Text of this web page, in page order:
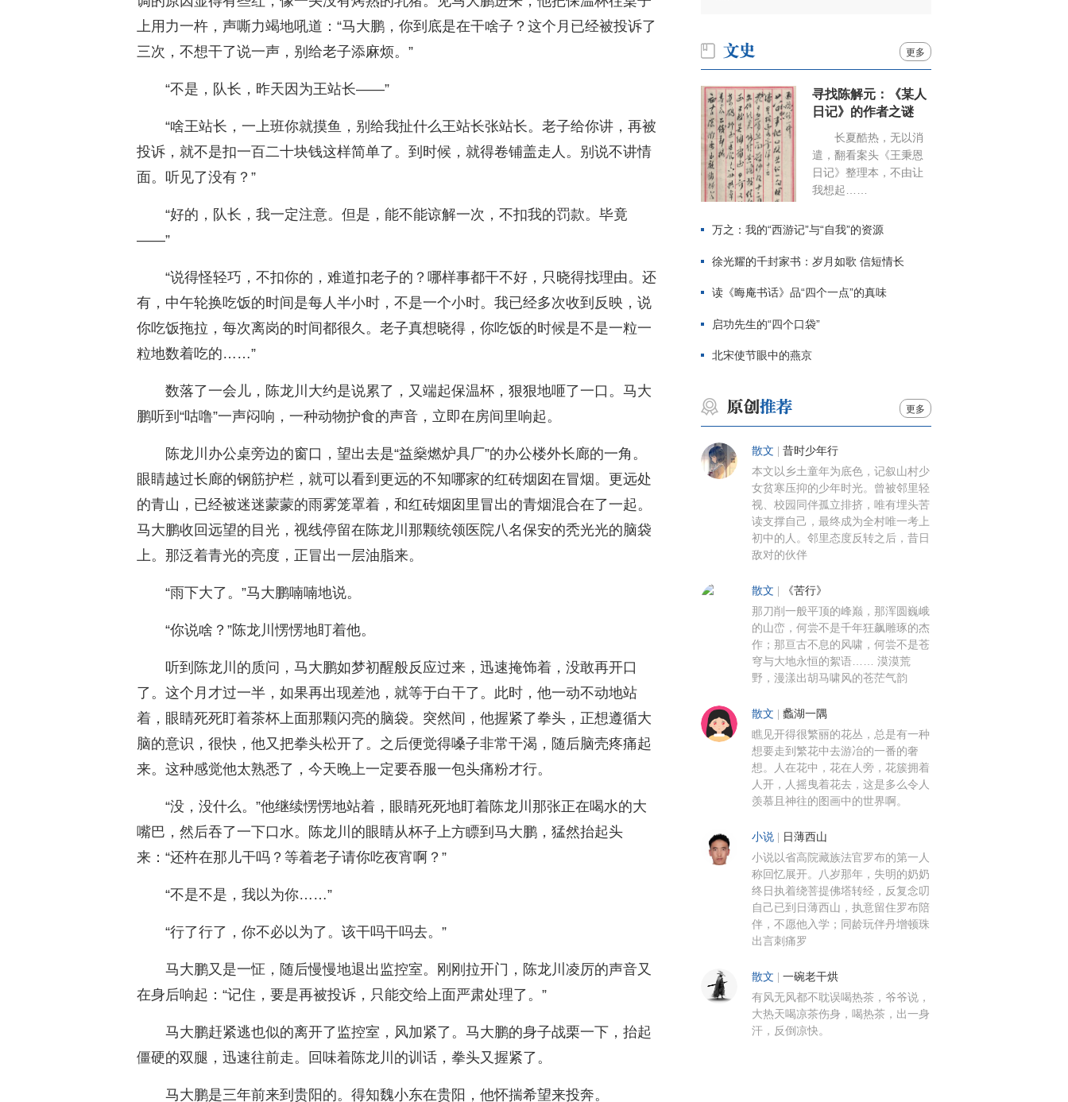
上用力一杵，声嘶力竭地吼道：“马大鹏，你到底是在干啥子？这个月已经被投诉了
三次，不想干了说一声，别给老子添麻烦。”
“不是，队长，昨天因为王站长——”
“啥王站长，一上班你就摸鱼，别给我扯什么王站长张站长。老子给你讲，再被
投诉，就不是扣一百二十块钱这样简单了。到时候，就得卷铺盖走人。别说不讲情
面。听见了没有？”
“好的，队长，我一定注意。但是，能不能谅解一次，不扣我的罚款。毕竟
——”
“说得怪轻巧，不扣你的，难道扣老子的？哪样事都干不好，只晓得找理由。还
有，中午轮换吃饭的时间是每人半小时，不是一个小时。我已经多次收到反映，说
你吃饭拖拉，每次离岗的时间都很久。老子真想晓得，你吃饭的时候是不是一粒一
粒地数着吃的……”
数落了一会儿，陈龙川大约是说累了，又端起保温杯，狠狠地咂了一口。马大
鹏听到“咕噜”一声闷响，一种动物护食的声音，立即在房间里响起。
陈龙川办公桌旁边的窗口，望出去是“益燊燃炉具厂”的办公楼外长廊的一角。
眼睛越过长廊的钢筋护栏，就可以看到更远的不知哪家的红砖烟囱在冒烟。更远处
的青山，已经被迷迷蒙蒙的雨雾笼罩着，和红砖烟囱里冒出的青烟混合在了一起。
马大鹏收回远望的目光，视线停留在陈龙川那颗统领医院八名保安的秃光光的脑袋
上。那泛着青光的亮度，正冒出一层油脂来。
“雨下大了。”马大鹏喃喃地说。
“你说啥？”陈龙川愣愣地盯着他。
听到陈龙川的质问，马大鹏如梦初醒般反应过来，迅速掩饰着，没敢再开口
了。这个月才过一半，如果再出现差池，就等于白干了。此时，他一动不动地站
着，眼睛死死盯着茶杯上面那颗闪亮的脑袋。突然间，他握紧了拳头，正想遵循大
脑的意识，很快，他又把拳头松开了。之后便觉得嗓子非常干渴，随后脑壳疼痛起
来。这种感觉他太熟悉了，今天晚上一定要吞服一包头痛粉才行。
“没，没什么。”他继续愣愣地站着，眼睛死死地盯着陈龙川那张正在喝水的大
嘴巴，然后吞了一下口水。陈龙川的眼睛从杯子上方瞟到马大鹏，猛然抬起头
来：“还杵在那儿干吗？等着老子请你吃夜宵啊？”
“不是不是，我以为你……”
“行了行了，你不必以为了。该干吗干吗去。”
马大鹏又是一怔，随后慢慢地退出监控室。刚刚拉开门，陈龙川凌厉的声音又
在身后响起：“记住，要是再被投诉，只能交给上面严肃处理了。”
马大鹏赶紧逃也似的离开了监控室，风加紧了。马大鹏的身子战栗一下，抬起
僵硬的双腿，迅速往前走。回味着陈龙川的训话，拳头又握紧了。
马大鹏是三年前来到贵阳的。得知魏小东在贵阳，他怀揣希望来投奔。
更多
寻找陈解元：《某人
日记》的作者之谜
长夏酷热，无以消
遣，翻看案头《王秉恩
日记》整理本，不由让
我想起……
万之：我的“西游记”与“自我”的资源
徐光耀的千封家书：岁月如歌 信短情长
读《晦庵书话》品“四个一点”的真味
启功先生的“四个口袋”
北宋使节眼中的燕京
更多
散文 昔时少年行
本文以乡土童年为底色，记叙山村少
女贫寒压抑的少年时光。曾被邻里轻
视、校园同伴孤立排挤，唯有埋头苦
读支撑自己，最终成为全村唯一考上
初中的人。邻里态度反转之后，昔日
敌对的伙伴
散文 《苦行》
那刀削一般平顶的峰巅，那浑圆巍峨
的山峦，何尝不是千年狂飙雕琢的杰
作；那亘古不息的风啸，何尝不是苍
穹与大地永恒的絮语…… 漠漠荒
野，漫漾出胡马啸风的苍茫气韵
散文 蠡湖一隅
瞧见开得很繁丽的花丛，总是有一种
想要走到繁花中去游冶的一番的奢
想。人在花中，花在人旁，花簇拥着
人开，人摇曳着花去，这是多么令人
羡慕且神往的图画中的世界啊。
小说 日薄西山
小说以省高院藏族法官罗布的第一人
称回忆展开。八岁那年，失明的奶奶
终日执着绕菩提佛塔转经，反复念叨
自己已到日薄西山，执意留住罗布陪
伴，不愿他入学；同龄玩伴丹增顿珠
出言刺痛罗
散文 一碗老干烘
有风无风都不耽误喝热茶，爷爷说，
大热天喝凉茶伤身，喝热茶，出一身
汗，反倒凉快。